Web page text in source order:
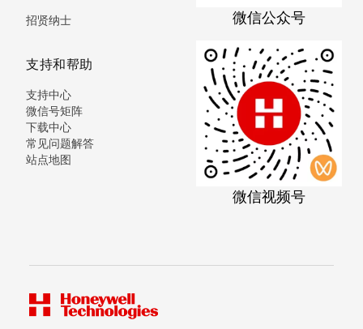
招贤纳士
支持和帮助
支持中心
微信号矩阵
下载中心
常见问题解答
站点地图
微信公众号
微信视频号